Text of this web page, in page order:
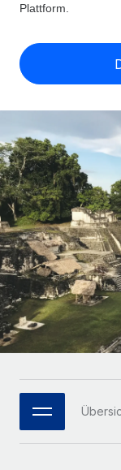
Weltweites
Globales
PEO
Auslagern
Remote
Nahtlose
Plattform
Integrierte
MCP
Einfache
Startups
Agile HR-
vergrößern
Enterprise
Globale
PARTNER
Flexible
LERNEN MIT
Forschung
Fallstudien
HR-Glossar
Bibliothek für
Webinare
Nederlands
Français
Deutsch
Español
Italiano
Português
한국어
Plattform.